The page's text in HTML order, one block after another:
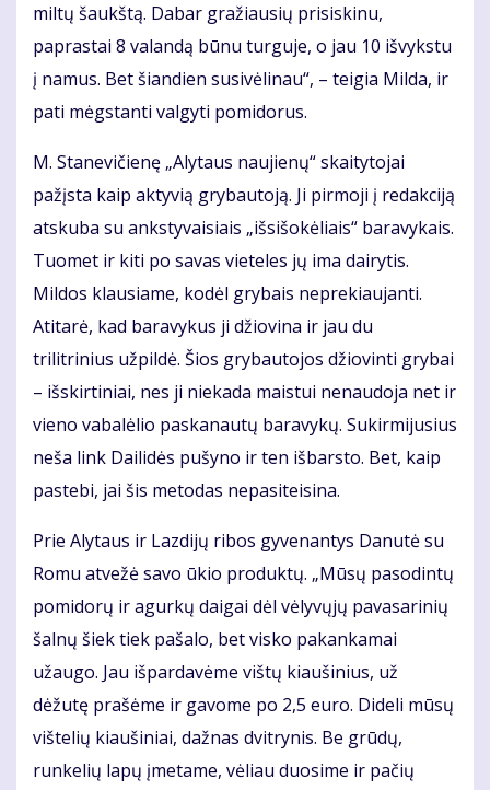
miltų šaukštą. Dabar gražiausių prisiskinu,
paprastai 8 valandą būnu turguje, o jau 10 išvykstu
į namus. Bet šiandien susivėlinau“, – teigia Milda, ir
pati mėgstanti valgyti pomidorus.
M. Stanevičienę „Alytaus naujienų“ skaitytojai
pažįsta kaip aktyvią grybautoją. Ji pirmoji į redakciją
atskuba su ankstyvaisiais „išsišokėliais“ baravykais.
Tuomet ir kiti po savas vieteles jų ima dairytis.
Mildos klausiame, kodėl grybais neprekiaujanti.
Atitarė, kad baravykus ji džiovina ir jau du
trilitrinius užpildė. Šios grybautojos džiovinti grybai
– išskirtiniai, nes ji niekada maistui nenaudoja net ir
vieno vabalėlio paskanautų baravykų. Sukirmijusius
neša link Dailidės pušyno ir ten išbarsto. Bet, kaip
pastebi, jai šis metodas nepasiteisina.
Prie Alytaus ir Lazdijų ribos gyvenantys Danutė su
Romu atvežė savo ūkio produktų. „Mūsų pasodintų
pomidorų ir agurkų daigai dėl vėlyvųjų pavasarinių
šalnų šiek tiek pašalo, bet visko pakankamai
užaugo. Jau išpardavėme vištų kiaušinius, už
dėžutę prašėme ir gavome po 2,5 euro. Dideli mūsų
vištelių kiaušiniai, dažnas dvitrynis. Be grūdų,
runkelių lapų įmetame, vėliau duosime ir pačių